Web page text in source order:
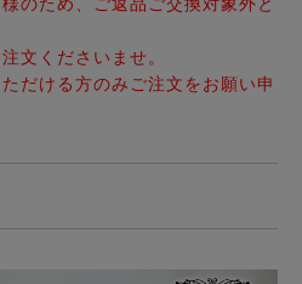
文くださいませ。
だける方のみご注文をお願い申